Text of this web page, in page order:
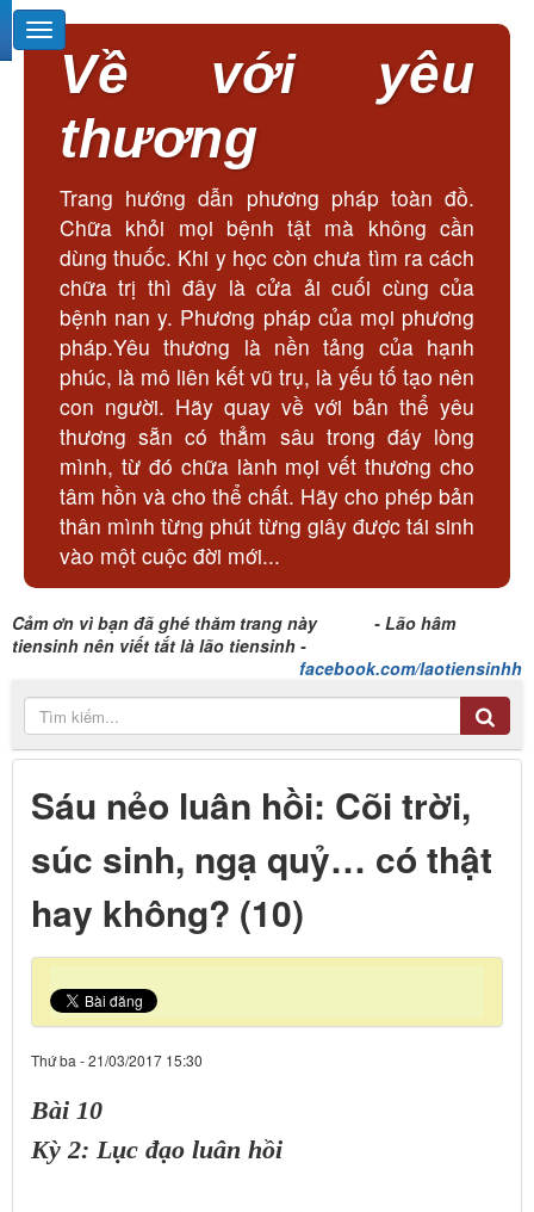
Về với yêu
thương
Trang hướng dẫn phương pháp toàn đồ.
Chữa khỏi mọi bệnh tật mà không cần
dùng thuốc. Khi y học còn chưa tìm ra cách
chữa trị thì đây là cửa ải cuối cùng của
bệnh nan y. Phương pháp của mọi phương
pháp.Yêu thương là nền tảng của hạnh
phúc, là mô liên kết vũ trụ, là yếu tố tạo nên
con người. Hãy quay về với bản thể yêu
thương sẵn có thẳm sâu trong đáy lòng
mình, từ đó chữa lành mọi vết thương cho
tâm hồn và cho thể chất. Hãy cho phép bản
thân mình từng phút từng giây được tái sinh
vào một cuộc đời mới...
Cảm ơn vì bạn đã ghé thăm trang này - Lão hâm
tiensinh nên viết tắt là lão tiensinh -
facebook.com/laotiensinhh
Sáu nẻo luân hồi: Cõi trời,
súc sinh, ngạ quỷ… có thật
hay không? (10)
Thứ ba - 21/03/2017 15:30
Bài 10
Kỳ 2: Lục đạo luân hồi